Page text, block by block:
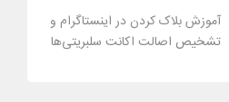
آموزش بلاک کردن در اینستاگرام و
تشخیص اصالت اکانت سلبریتی‌ها